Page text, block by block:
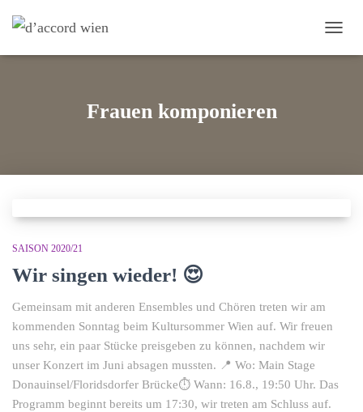
Frauen komponieren
SAISON 2020/21
Wir singen wieder! 😍
Gemeinsam mit anderen Ensembles und Chören treten wir am
kommenden Sonntag beim Kultursommer Wien auf. Wir freuen
uns sehr, ein paar Stücke preisgeben zu können, nachdem wir
unser Konzert im Juni absagen mussten. 📍 Wo: Main Stage
Donauinsel/Floridsdorfer Brücke⏱ Wann: 16.8., 19:50 Uhr. Das
Programm beginnt bereits um 17:30, wir treten am Schluss auf.